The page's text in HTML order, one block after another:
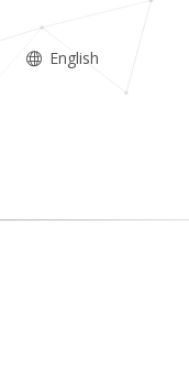
English